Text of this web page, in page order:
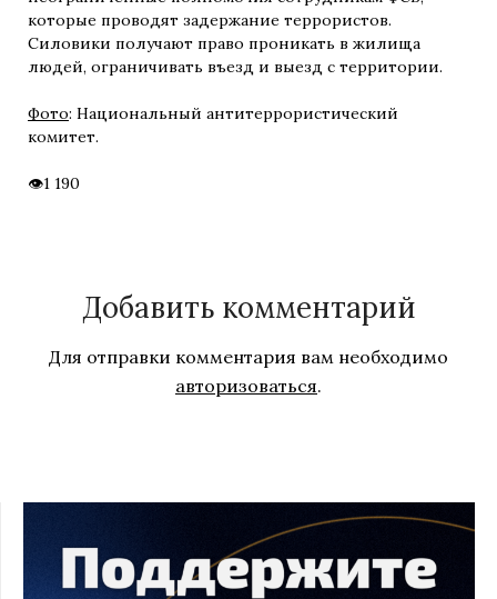
которые проводят задержание террористов.
Силовики получают право проникать в жилища
людей, ограничивать въезд и выезд с территории.
Фото: Национальный антитеррористический
комитет.
1 190
Добавить комментарий
Для отправки комментария вам необходимо
авторизоваться.